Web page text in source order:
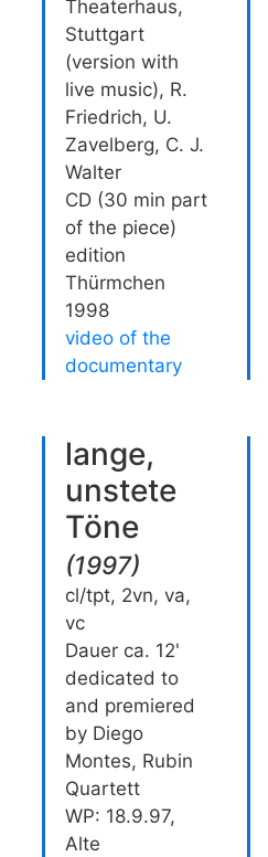
Theaterhaus,
Stuttgart
(version with
live music), R.
Friedrich, U.
Zavelberg, C. J.
Walter
CD (30 min part
of the piece)
edition
Thürmchen
1998
video of the
documentary
lange,
unstete
Töne
(1997)
cl/tpt, 2vn, va,
vc
Dauer ca. 12'
dedicated to
and premiered
by Diego
Montes, Rubin
Quartett
WP: 18.9.97,
Alte